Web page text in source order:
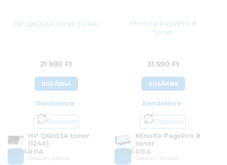
HP Q6003A toner (124A)
21 990 Ft
KOSÁRBA
Rendelésre
Összevet
KOSÁRBA
HP Q6003A toner
(124A)
Cikkszám: Q6003A
Minolta PagePro 8
toner
31 590 Ft
KOSÁRBA
Rendelésre
Összevet
KOSÁRBA
Minolta PagePro 8
toner
Cikkszám: 415-2303